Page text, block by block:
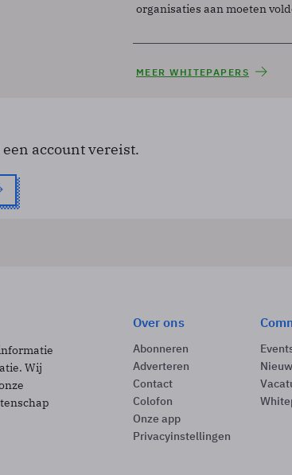
organisaties aan moeten
MEER WHITEPAPERS
account vereist.
Wij
Over ons
Abonneren
Adverteren
Contact
Colofon
Onze app
Privacyinstellingen